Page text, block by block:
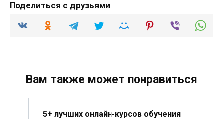
Поделиться с друзьями
Вам также может понравиться
5+ лучших онлайн-курсов обучения